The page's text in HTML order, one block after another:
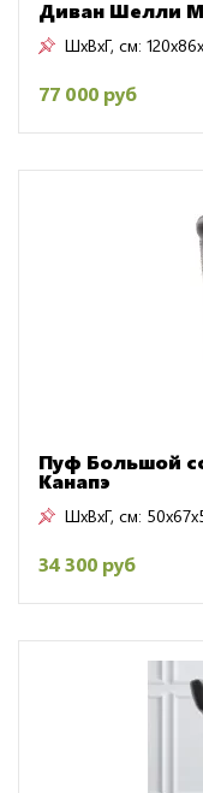
Диван Шелли
ШxВxГ, см:
77 000 руб
Пуф Большой
Канапэ
ШxВxГ, см:
34 300 руб